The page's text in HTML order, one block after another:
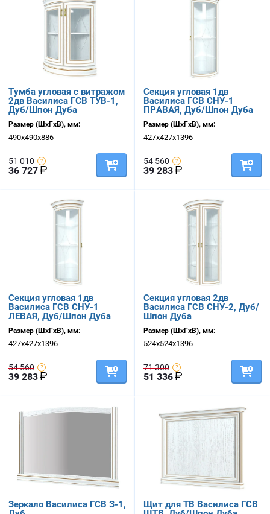
Тумба угловая с витражом
2дв Василиса ГСВ ТУВ-1,
Дуб/Шпон Дуба
Размер (ШхГхВ), мм:
490х490х886
51 010
36 727
Секция угловая 1дв
Василиса ГСВ СНУ-1
ПРАВАЯ, Дуб/Шпон Дуба
Размер (ШхГхВ), мм:
427х427х1396
54 560
39 283
Секция угловая 1дв
Василиса ГСВ СНУ-1
ЛЕВАЯ, Дуб/Шпон Дуба
Размер (ШхГхВ), мм:
427х427х1396
54 560
39 283
Секция угловая 2дв
Василиса ГСВ СНУ-2, Дуб/
Шпон Дуба
Размер (ШхГхВ), мм:
524х524х1396
71 300
51 336
Зеркало Василиса ГСВ З-1,
Щит для ТВ Василиса ГСВ